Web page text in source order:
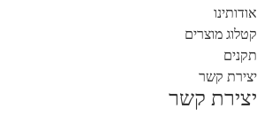
אודותינו
קטלוג מוצרים
תקנים
יצירת קשר
יצירת קשר